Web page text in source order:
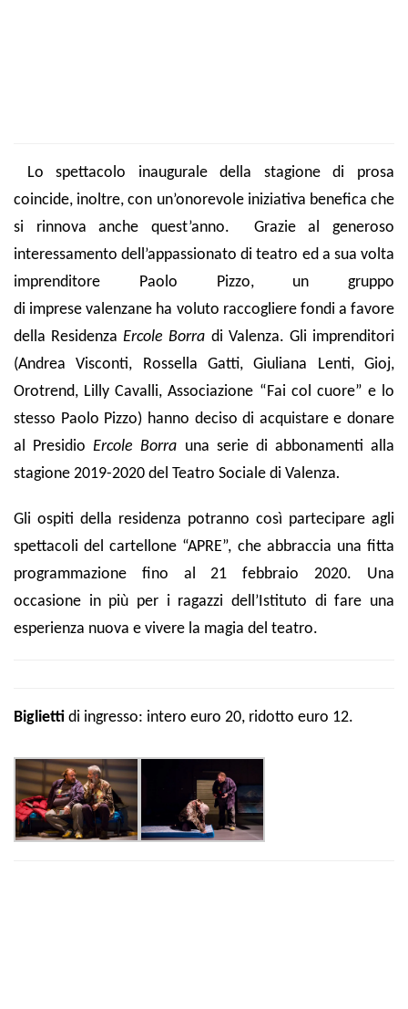
Lo spettacolo inaugurale della stagione di prosa
coincide, inoltre, con un’onorevole iniziativa benefica che
si rinnova anche quest’anno. Grazie al generoso
interessamento dell’appassionato di teatro ed a sua volta
imprenditore
Paolo Pizzo, un gruppo
di imprese valenzane ha voluto raccogliere fondi a favore
della ResidenzaErcole Borra di Valenza. Gli imprenditori
(Andrea Visconti, Rossella Gatti, Giuliana Lenti, Gioj,
Orotrend, Lilly Cavalli, Associazione “Fai col cuore” e lo
stesso Paolo Pizzo) hanno deciso di acquistare e donare
al PresidioErcole Borra una serie di abbonamenti alla
stagione 2019-2020 del Teatro Sociale di Valenza.
Gli ospiti della residenza potranno così partecipare agli
spettacoli del cartellone “APRE”, che abbraccia una fitta
programmazione fino al 21 febbraio 2020. Una
occasione in più per i ragazzi dell’Istituto di fare una
esperienza nuova e vivere la magia del teatro.
Biglietti di ingresso: intero euro 20, ridotto euro 12.